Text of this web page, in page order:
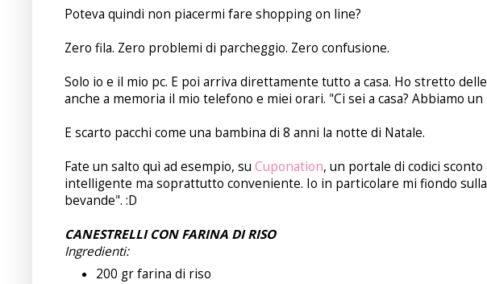
Poteva quindi non piacermi fare shopping on line?
Zero fila. Zero problemi di parcheggio. Zero confusione.
Solo io e il mio pc. E poi arriva direttamente tutto a casa. Ho stretto
anche a memoria il mio telefono e miei orari. "Ci sei a casa? Abbiamo un
E scarto pacchi come una bambina di 8 anni la notte di Natale.
Fate un salto quì ad esempio, su Cuponation, un portale di codici
intelligente ma soprattutto conveniente. Io in particolare mi fiondo
bevande". :D
CANESTRELLI CON FARINA DI RISO
Ingredienti:
200 gr farina di riso